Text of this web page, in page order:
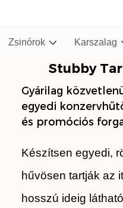
Zsinórok Karszalag
Stubby
Gyárilag
egyedi
és promóciós
Készítsen egyedi,
hűvösen tartják az
hosszú ideig